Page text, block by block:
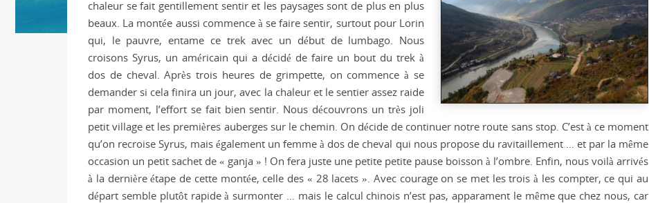
chaleur se fait gentillement sentir et les paysages sont de plus en plus
beaux. La montée aussi commence à se faire sentir, surtout pour Lorin
qui, le pauvre, entame ce trek avec un début de lumbago. Nous
croisons Syrus, un américain qui a décidé de faire un bout du trek à
dos de cheval. Après trois heures de grimpette, on commence à se
demander si cela finira un jour, avec la chaleur et le sentier assez raide
par moment, l’effort se fait bien sentir. Nous découvrons un très joli
petit village et les premières auberges sur le chemin. On décide de continuer notre route sans stop. C’est à ce moment
qu’on recroise Syrus, mais également un femme à dos de cheval qui nous propose du ravitaillement … et par la même
occasion un petit sachet de « ganja » ! On fera juste une petite petite pause boisson à l’ombre. Enfin, nous voilà arrivés
à la dernière étape de cette montée, celle des « 28 lacets ». Avec courage on se met les trois à les compter, ce qui au
départ semble plutôt rapide à surmonter … mais le calcul chinois n’est pas, apparament le même que chez nous, car